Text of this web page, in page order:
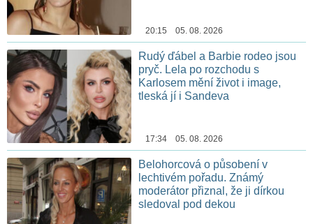
20:15 05. 08. 2026
Rudý ďábel a Barbie rodeo jsou
pryč. Lela po rozchodu s
Karlosem mění život i image,
tleská jí i Sandeva
17:34 05. 08. 2026
Belohorcová o působení v
lechtivém pořadu. Známý
moderátor přiznal, že ji dírkou
sledoval pod dekou